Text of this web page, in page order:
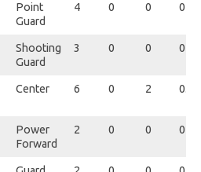
Point
Guard
4 0 0 0
Shooting
Guard
3 0 0 0
Center 6 0 2 0.0
Power
Forward
2 0 0 0